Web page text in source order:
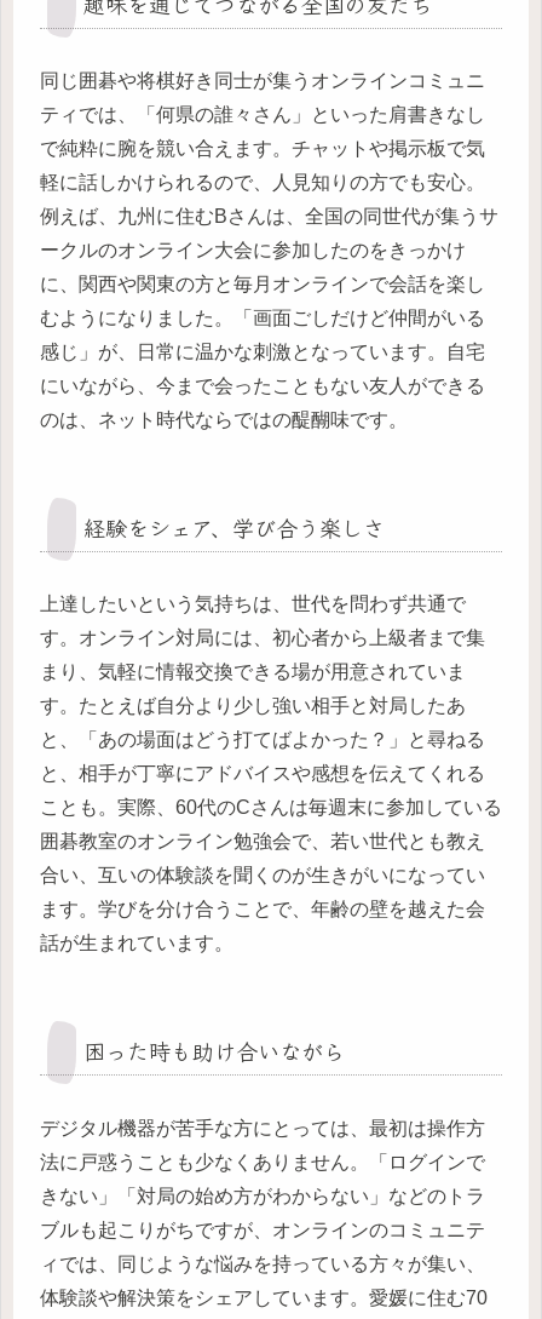
同じ囲碁や将棋好き同士が集うオンラインコミュニ
ティでは、「何県の誰々さん」といった肩書きなし
で純粋に腕を競い合えます。チャットや掲示板で気
軽に話しかけられるので、人見知りの方でも安心。
例えば、九州に住むBさんは、全国の同世代が集うサ
ークルのオンライン大会に参加したのをきっかけ
に、関西や関東の方と毎月オンラインで会話を楽し
むようになりました。「画面ごしだけど仲間がいる
感じ」が、日常に温かな刺激となっています。自宅
にいながら、今まで会ったこともない友人ができる
のは、ネット時代ならではの醍醐味です。
経験をシェア、学び合う楽しさ
上達したいという気持ちは、世代を問わず共通で
す。オンライン対局には、初心者から上級者まで集
まり、気軽に情報交換できる場が用意されていま
す。たとえば自分より少し強い相手と対局したあ
と、「あの場面はどう打てばよかった？」と尋ねる
と、相手が丁寧にアドバイスや感想を伝えてくれる
ことも。実際、60代のCさんは毎週末に参加している
囲碁教室のオンライン勉強会で、若い世代とも教え
合い、互いの体験談を聞くのが生きがいになってい
ます。学びを分け合うことで、年齢の壁を越えた会
話が生まれています。
困った時も助け合いながら
デジタル機器が苦手な方にとっては、最初は操作方
法に戸惑うことも少なくありません。「ログインで
きない」「対局の始め方がわからない」などのトラ
ブルも起こりがちですが、オンラインのコミュニテ
ィでは、同じような悩みを持っている方々が集い、
体験談や解決策をシェアしています。愛媛に住む70